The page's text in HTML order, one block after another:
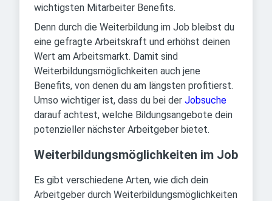
wichtigsten Mitarbeiter Benefits.
Denn durch die Weiterbildung im Job bleibst du
eine gefragte Arbeitskraft und erhöhst deinen
Wert am Arbeitsmarkt. Damit sind
Weiterbildungsmöglichkeiten auch jene
Benefits, von denen du am längsten profitierst.
Umso wichtiger ist, dass du bei der Jobsuche
darauf achtest, welche Bildungsangebote dein
potenzieller nächster Arbeitgeber bietet.
Weiterbildungsmöglichkeiten im Job
Es gibt verschiedene Arten, wie dich dein
Arbeitgeber durch Weiterbildungsmöglichkeiten